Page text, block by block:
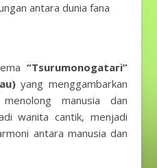
antara dunia fana
“Tsurumonogatari”
yang menggambarkan
manusia dan
wanita cantik, menjadi
antara manusia dan